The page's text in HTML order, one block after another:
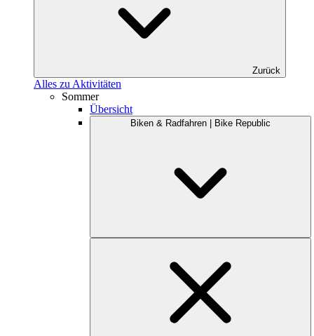
Zurück
Alles zu Aktivitäten
Sommer
Übersicht
Biken & Radfahren | Bike Republic